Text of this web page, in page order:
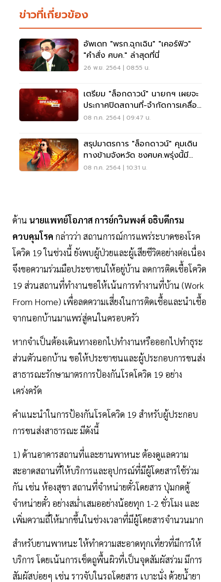
ข่าวที่เกี่ยวข้อง
อัพเดท "พรก.ฉุกเฉิน" "เคอร์ฟิว"
"คำสั่ง ศบค." ล่าสุดที่นี่
26 พ.ย. 2564 | 08:55 น.
เตรียม "ล็อกดาวน์" นายกฯ เผยจะ
ประกาศปิดสถานที่-จำกัดการเคลื่อน
ย้าย
08 ก.ค. 2564 | 09:47 น.
สรุปมาตรการ "ล็อกดาวน์" คุมเดิน
ทางข้ามจังหวัด ชงศบค.พรุ่งนี้มี
อะไรบ้าง
08 ก.ค. 2564 | 10:31 น.
ด้าน นายแพทย์โอภาส การย์กวินพงศ์ อธิบดีกรม
ควบคุมโรค กล่าวว่า สถานการณ์การแพร่ระบาดของโรค
โควิด 19 ในช่วงนี้ ยังพบผู้ป่วยและผู้เสียชีวิตอย่างต่อเนื่อง
จึงขอความร่วมมือประชาชนให้อยู่บ้าน ลดการติดเชื้อโควิด
19 ส่วนสถานที่ทำงานขอให้เน้นการทำงานที่บ้าน (Work
From Home) เพื่อลดความเสี่ยงในการติดเชื้อและนำเชื้อ
จากนอกบ้านมาแพร่สู่คนในครอบครัว
หากจำเป็นต้องเดินทางออกไปทำงานหรือออกไปทำธุระ
ส่วนตัวนอกบ้าน ขอให้ประชาชนและผู้ประกอบการขนส่ง
สาธารณะรักษามาตรการป้องกันโรคโควิด 19 อย่าง
เคร่งครัด
คำแนะนำในการป้องกันโรคโควิด 19 สำหรับผู้ประกอบ
การขนส่งสาธารณะ มีดังนี้
1) ด้านอาคารสถานที่และยานพาหนะ ต้องดูแลความ
สะอาดสถานที่ให้บริการและอุปกรณ์ที่มีผู้โดยสารใช้ร่วม
กัน เช่น ห้องสุขา สถานที่จำหน่ายตั๋วโดยสาร ปุ่มกดตู้
จำหน่ายตั๋ว อย่างสม่ำเสมออย่างน้อยทุก 1-2 ชั่วโมง และ
เพิ่มความถี่ให้มากขึ้นในช่วงเวลาที่มีผู้โดยสารจำนวนมาก
สำหรับยานพาหนะ ให้ทำความสะอาดทุกเที่ยวที่มีการให้
บริการ โดยเน้นการเช็ดถูพื้นผิวที่เป็นจุดสัมผัสร่วม มีการ
สัมผัสบ่อยๆ เช่น ราวจับในรถโดยสาร เบาะนั่ง ด้วยน้ำยา